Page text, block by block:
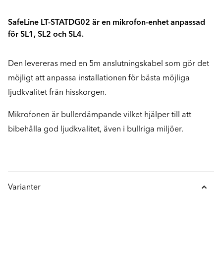
SafeLine LT-STATDG02 är en mikrofon-enhet anpassad
för SL1, SL2 och SL4.
Den levereras med en 5m anslutningskabel som gör det
möjligt att anpassa installationen för bästa möjliga
ljudkvalitet från hisskorgen.
Mikrofonen är bullerdämpande vilket hjälper till att
bibehålla god ljudkvalitet, även i bullriga miljöer.
Varianter